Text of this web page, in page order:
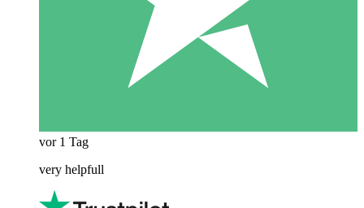
vor 1 Tag
very helpfull